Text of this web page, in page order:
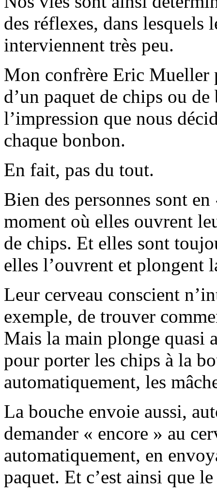
des réflexes, dans lesquels
interviennent très peu.
Mon confrère Eric Mueller
d’un paquet de chips ou
l’impression que nous
chaque bonbon.
En fait, pas du tout.
Bien des personnes sont
moment où elles ouvrent
de chips. Et elles sont
elles l’ouvrent et plongent
Leur cerveau conscient
exemple, de trouver
Mais la main plonge quasi
pour porter les chips à la
automatiquement, les
La bouche envoie aussi,
demander « encore » au
automatiquement, en
paquet. Et c’est ainsi que